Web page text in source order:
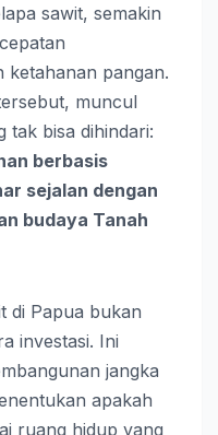
sawit, semakin
ketahanan pangan.
muncul
tak bisa dihindari:
berbasis
sejalan dengan
budaya Tanah
di Papua bukan
investasi. Ini
jangka
apakah
ruang hidup yang